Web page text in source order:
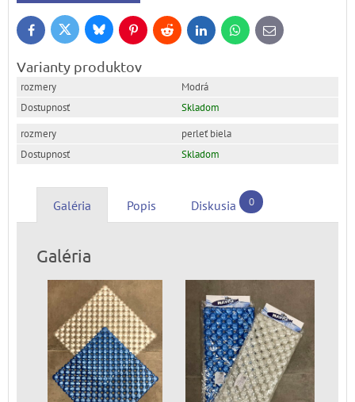
FacebookTwitter BlueskyPinterestReddit LinkedInWhatsApp
E-
mail
Varianty produktov
Modrá
Skladom
perleť biela
Skladom
Galéria Popis Diskusia 0
Galéria